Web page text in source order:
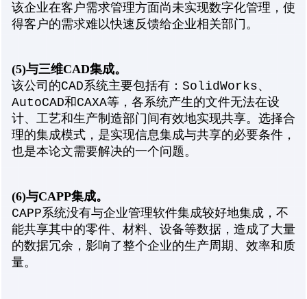
该企业在客户需求管理方面尚未实现数字化管理，使
得客户的需求难以快速反馈给企业相关部门。
(5)与三维CAD集成。
该公司的CAD系统主要包括有：SolidWorks、
AutoCAD和CAXA等，各系统产生的文件无法在设
计、工艺和生产制造部门间有效地实现共享。选择合
理的集成模式，是实现信息集成与共享的必要条件，
也是本论文需要解决的一个问题。
(6)与CAPP集成。
CAPP系统没有与企业管理软件集成较好地集成，不
能共享其中的零件、材料、设备等数据，造成了大量
的数据冗余，影响了整个企业的生产周期、效率和质
量。